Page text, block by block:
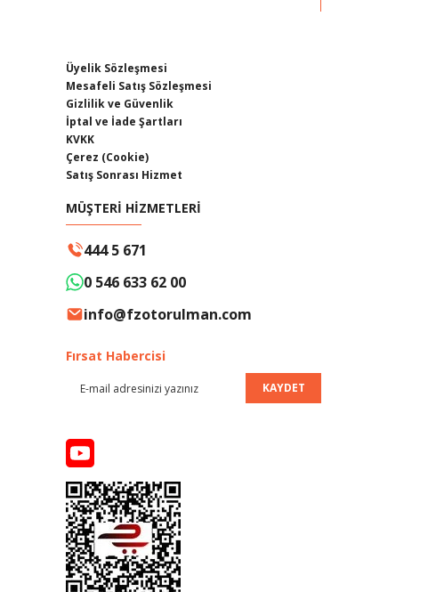
Üyelik Sözleşmesi
Mesafeli Satış Sözleşmesi
Gizlilik ve Güvenlik
İptal ve İade Şartları
KVKK
Çerez (Cookie)
Satış Sonrası Hizmet
MÜŞTERİ HİZMETLERİ
444 5 671
0 546 633 62 00
info@fzotorulman.com
Fırsat Habercisi
KAYDET